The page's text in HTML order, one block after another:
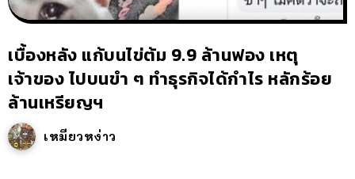
เบื้องหลัง แก้บนไข่ต้ม 9.9 ล้านฟอง เหตุ
เจ้าของ ไปบนขำ ๆ ทำธุรกิจได้กำไร หลักร้อย
ล้านเหรียญฯ
เหมียวหง่าว